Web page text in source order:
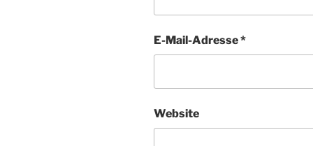
E-Mail-Adresse*
Website